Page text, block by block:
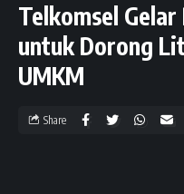
Telkomsel
untuk Dorong
UMKM
Share